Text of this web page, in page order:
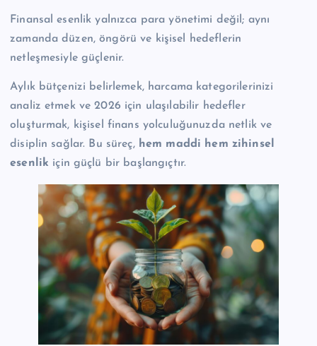
Finansal esenlik yalnızca para yönetimi değil; aynı
zamanda düzen, öngörü ve kişisel hedeflerin
netleşmesiyle güçlenir.
Aylık bütçenizi belirlemek, harcama kategorilerinizi
analiz etmek ve 2026 için ulaşılabilir hedefler
oluşturmak, kişisel finans yolculuğunuzda netlik ve
disiplin sağlar. Bu süreç, hem maddi hem zihinsel
esenlik için güçlü bir başlangıçtır.